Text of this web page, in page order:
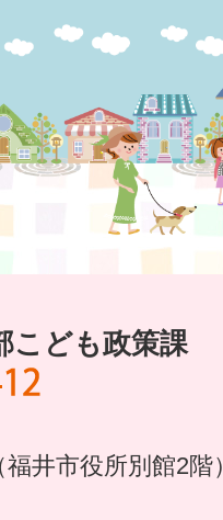
こども政策課
井市役所別館2階
本
内